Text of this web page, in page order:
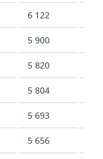
6 122
5 900
5 820
5 804
5 693
5 656